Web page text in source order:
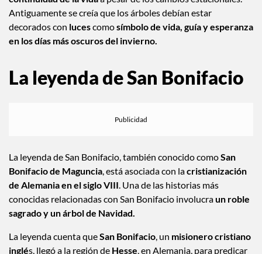
estacionales
Los árboles verdes, aún en el invierno representan la
continuidad de la vidaa pesar de los cambios estacionales.
decorados conlucescomosímbolo de vida, guía y esperanza
en los días más oscuros del invierno.
La leyenda de San Bonifacio
La leyenda de San Bonifacio, también conocido comoSan
Bonifacio de Maguncia , está asociada con la
de Alemania en el siglo VIII. Una de las historias más
conocidas relacionadas con San Bonifacio involucra un roble